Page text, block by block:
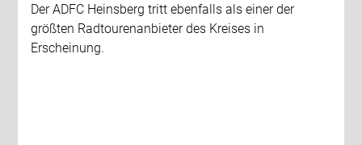
Der ADFC Heinsberg tritt ebenfalls als einer der
größten Radtourenanbieter des Kreises in
Erscheinung.